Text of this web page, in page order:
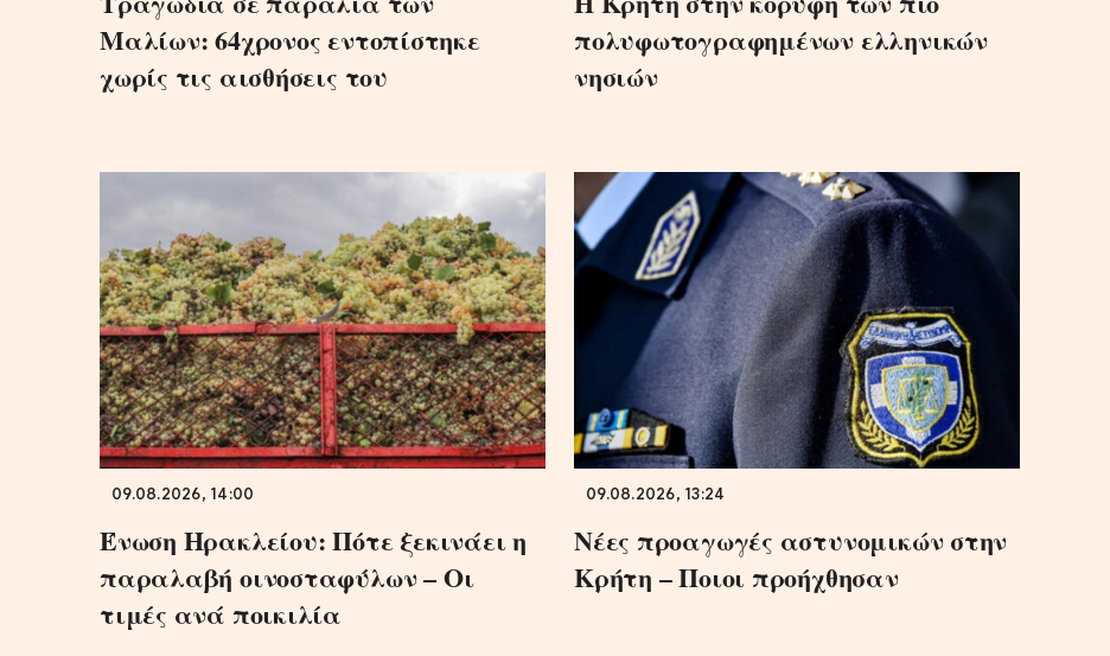
Μαλίων: 64χρονος εντοπίστηκε
χωρίς τις αισθήσεις του
πολυφωτογραφημένων ελληνικών
νησιών
09.08.2026, 14:00
Ένωση Ηρακλείου: Πότε ξεκινάει η
παραλαβή οινοσταφύλων – Οι
τιμές ανά ποικιλία
09.08.2026, 13:24
Νέες προαγωγές αστυνομικών στην
Κρήτη – Ποιοι προήχθησαν